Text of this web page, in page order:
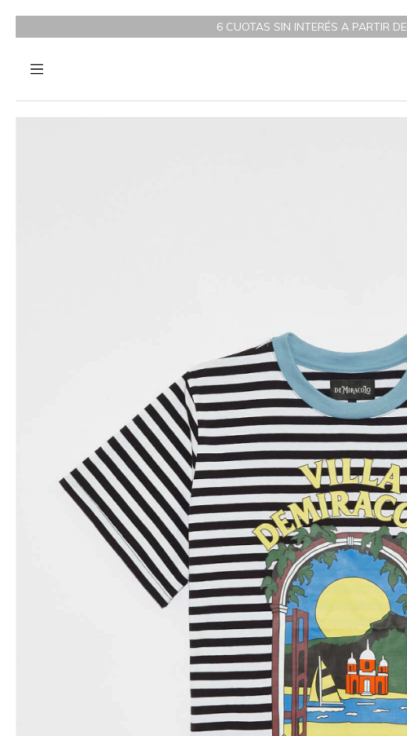
6 CUOTAS SIN INTERÉS A PARTIR DE $200.000 / 3 CUOTAS SIN